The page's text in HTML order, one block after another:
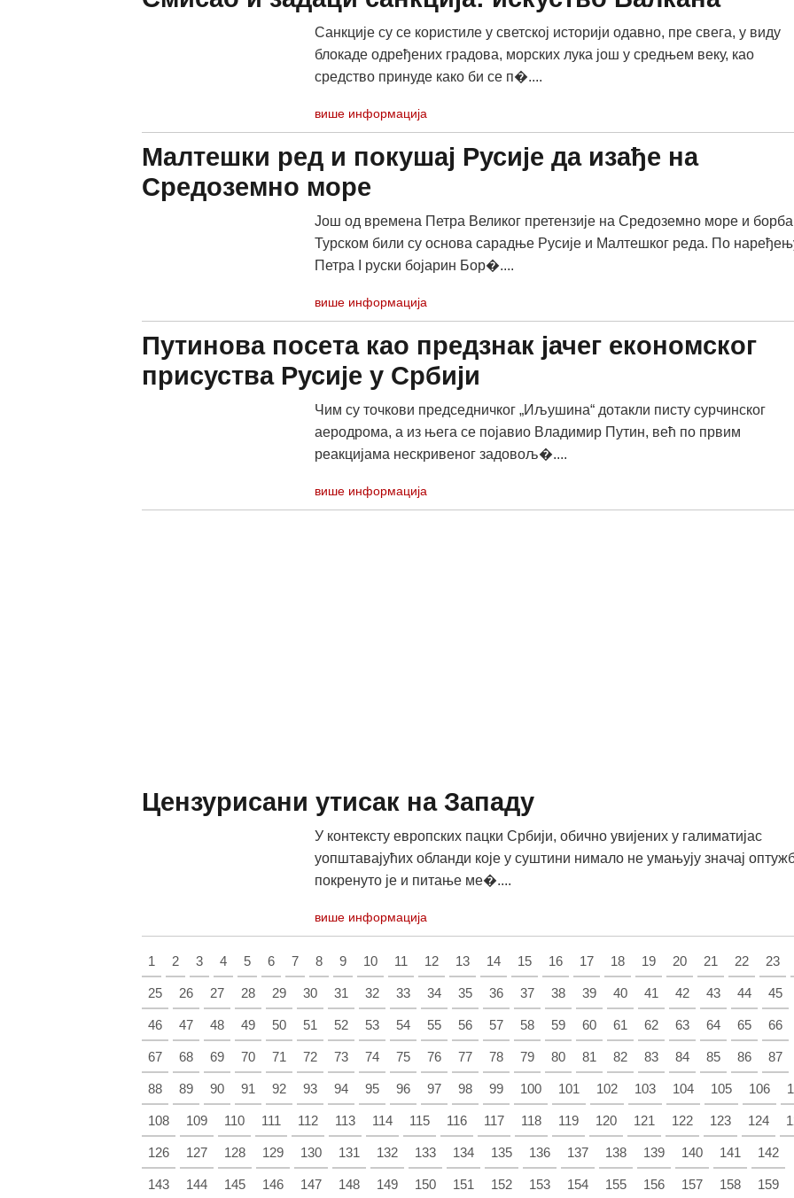
Санкције су се користиле у светској историји одавно, пре свега, у виду
блокаде одређених градова, морских лука још у средњем веку, као
средство принуде како би се п�....
више информација
Малтешки ред и покушај Русије да изађе на
Средоземно море
Још од времена Петра Великог претензије на Средоземно море и
Турском били су основа сарадње Русије и Малтешког реда. По
Петра I руски бојарин Бор�....
више информација
Путинова посета као предзнак јачег економског
присуства Русије у Србији
Чим су точкови председничког „Иљушина“ дотакли писту сурчинског
аеродрома, а из њега се појавио Владимир Путин, већ по првим
реакцијама нескривеног задовољ�....
више информација
Цензурисани утисак на Западу
У контексту европских пацки Србији, обично увијених у галиматијас
уопштавајућих обланди које у суштини нимало не умањују значај
покренуто је и питање ме�....
више информација
1 2 3 4 5 6 7 8 9 10 11 12 13 14 15 16 17 18 19 20 21 22 23
25 26 27 28 29 30 31 32 33 34 35 36 37 38 39 40 41 42 43 44 45
46 47 48 49 50 51 52 53 54 55 56 57 58 59 60 61 62 63 64 65 66
67 68 69 70 71 72 73 74 75 76 77 78 79 80 81 82 83 84 85 86 87
88 89 90 91 92 93 94 95 96 97 98 99 100 101 102 103 104 105 106
108 109 110 111 112 113 114 115 116 117 118 119 120 121 122 123 124
126 127 128 129 130 131 132 133 134 135 136 137 138 139 140 141 142
143 144 145 146 147 148 149 150 151 152 153 154 155 156 157 158 159